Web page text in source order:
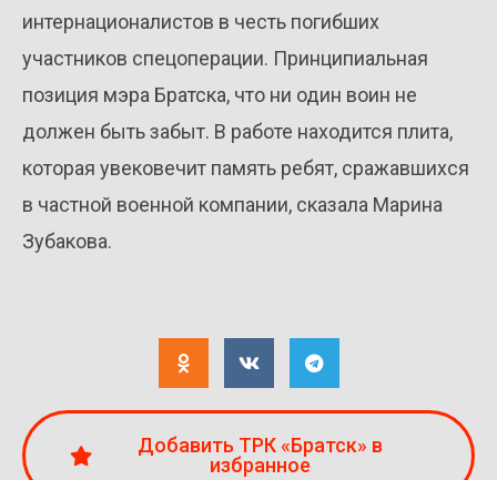
интернационалистов в честь погибших
участников спецоперации. Принципиальная
позиция мэра Братска, что ни один воин не
должен быть забыт. В работе находится плита,
которая увековечит память ребят, сражавшихся
в частной военной компании, сказала Марина
Зубакова.
Добавить ТРК «Братск» в
избранное